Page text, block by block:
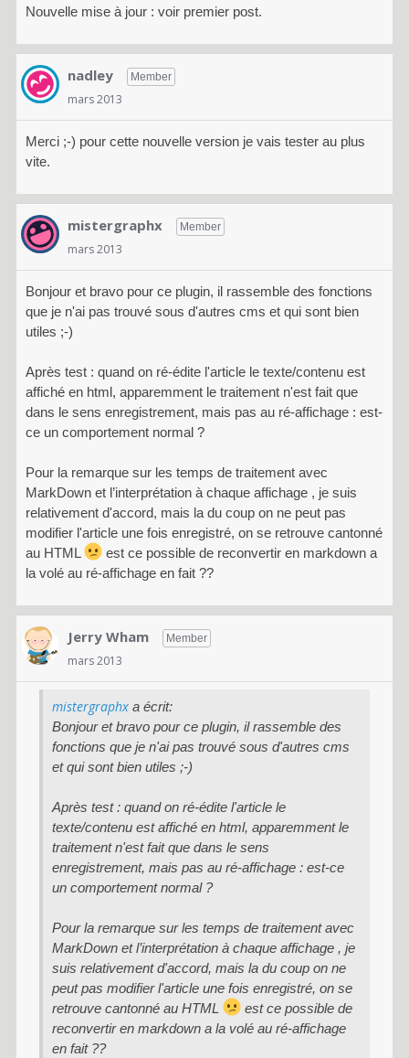
Nouvelle mise à jour : voir premier post.
nadley Member
mars 2013
Merci ;-) pour cette nouvelle version je vais tester au plus
vite.
mistergraphx Member
mars 2013
Bonjour et bravo pour ce plugin, il rassemble des fonctions
que je n'ai pas trouvé sous d'autres cms et qui sont bien
utiles ;-)
Après test : quand on ré-édite l'article le texte/contenu est
affiché en html, apparemment le traitement n'est fait que
dans le sens enregistrement, mais pas au ré-affichage : est-
ce un comportement normal ?
Pour la remarque sur les temps de traitement avec
MarkDown et l’interprétation à chaque affichage , je suis
relativement d'accord, mais la du coup on ne peut pas
modifier l'article une fois enregistré, on se retrouve cantonné
au HTML
est ce possible de reconvertir en markdown a
la volé au ré-affichage en fait ??
Jerry Wham Member
mars 2013
mistergraphx a écrit:
Bonjour et bravo pour ce plugin, il rassemble des
fonctions que je n'ai pas trouvé sous d'autres cms
et qui sont bien utiles ;-)
Après test : quand on ré-édite l'article le
texte/contenu est affiché en html, apparemment le
traitement n'est fait que dans le sens
enregistrement, mais pas au ré-affichage : est-ce
un comportement normal ?
Pour la remarque sur les temps de traitement avec
MarkDown et l’interprétation à chaque affichage , je
suis relativement d'accord, mais la du coup on ne
peut pas modifier l'article une fois enregistré, on se
retrouve cantonné au HTML
est ce possible de
reconvertir en markdown a la volé au ré-affichage
en fait ??